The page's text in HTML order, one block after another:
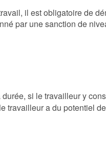
il est obligatoire de
par une sanction de
si le travailleur y
travailleur a du potentiel